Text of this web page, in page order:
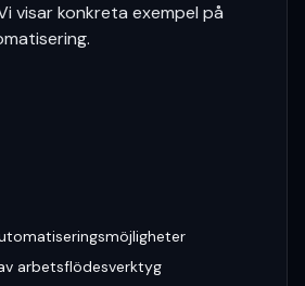
visar konkreta exempel på
arbetsflödesverktyg